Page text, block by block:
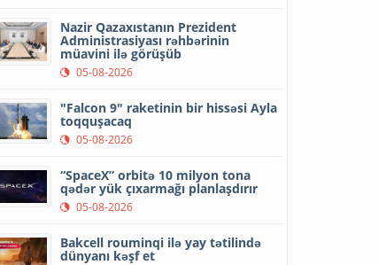
Nazir Qazaxıstanın Prezident
Administrasiyası rəhbərinin
müavini ilə görüşüb
05-08-2026
"Falcon 9" raketinin bir hissəsi Ayla
toqquşacaq
05-08-2026
“SpaceX” orbitə 10 milyon tona
qədər yük çıxarmağı planlaşdırır
05-08-2026
Bakcell rouminqi ilə yay tətilində
dünyanı kəşf et